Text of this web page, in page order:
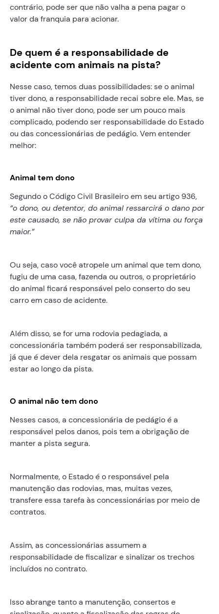
contrário, pode ser que não valha a pena pagar o
valor da franquia para acionar.
De quem é a responsabilidade de
acidente com animais na pista?
Nesse caso, temos duas possibilidades: se o animal
tiver dono, a responsabilidade recai sobre ele. Mas, se
o animal não tiver dono, pode ser um pouco mais
complicado, podendo ser responsabilidade do Estado
ou das concessionárias de pedágio. Vem entender
melhor:
Animal tem dono
Segundo o Código Civil Brasileiro em seu artigo 936,
“o dono, ou detentor, do animal ressarcirá o dano por
este causado, se não provar culpa da vítima ou força
maior.”
Ou seja, caso você atropele um animal que tem dono,
fugiu de uma casa, fazenda ou outros, o proprietário
do animal ficará responsável pelo conserto do seu
carro em caso de acidente.
Além disso, se for uma rodovia pedagiada, a
concessionária também poderá ser responsabilizada,
já que é dever dela resgatar os animais que possam
estar ao longo da pista.
O animal não tem dono
Nesses casos, a concessionária de pedágio é a
responsável pelos danos, pois tem a obrigação de
manter a pista segura.
Normalmente, o Estado é o responsável pela
manutenção das rodovias, mas, muitas vezes,
transfere essa tarefa às concessionárias por meio de
contratos.
Assim, as concessionárias assumem a
responsabilidade de fiscalizar e sinalizar os trechos
incluídos no contrato.
Isso abrange tanto a manutenção, consertos e